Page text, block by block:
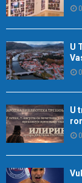
U
U